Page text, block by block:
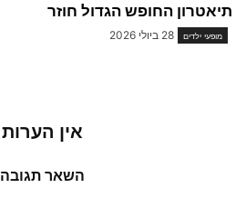
תיאטרון החופש הגדול חוזר
מופעי ילדים 28 ביולי 2026
אין הערות
השאר תגובה